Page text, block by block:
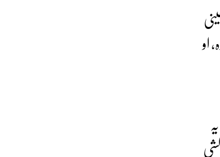
او